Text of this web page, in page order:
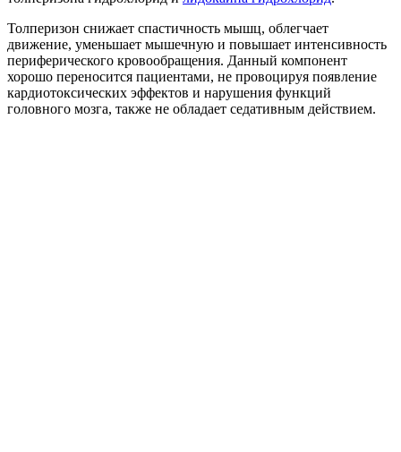
Толперизон снижает спастичность мышц, облегчает
движение, уменьшает мышечную и повышает интенсивность
периферического кровообращения. Данный компонент
хорошо переносится пациентами, не провоцируя появление
кардиотоксических эффектов и нарушения функций
головного мозга, также не обладает седативным действием.